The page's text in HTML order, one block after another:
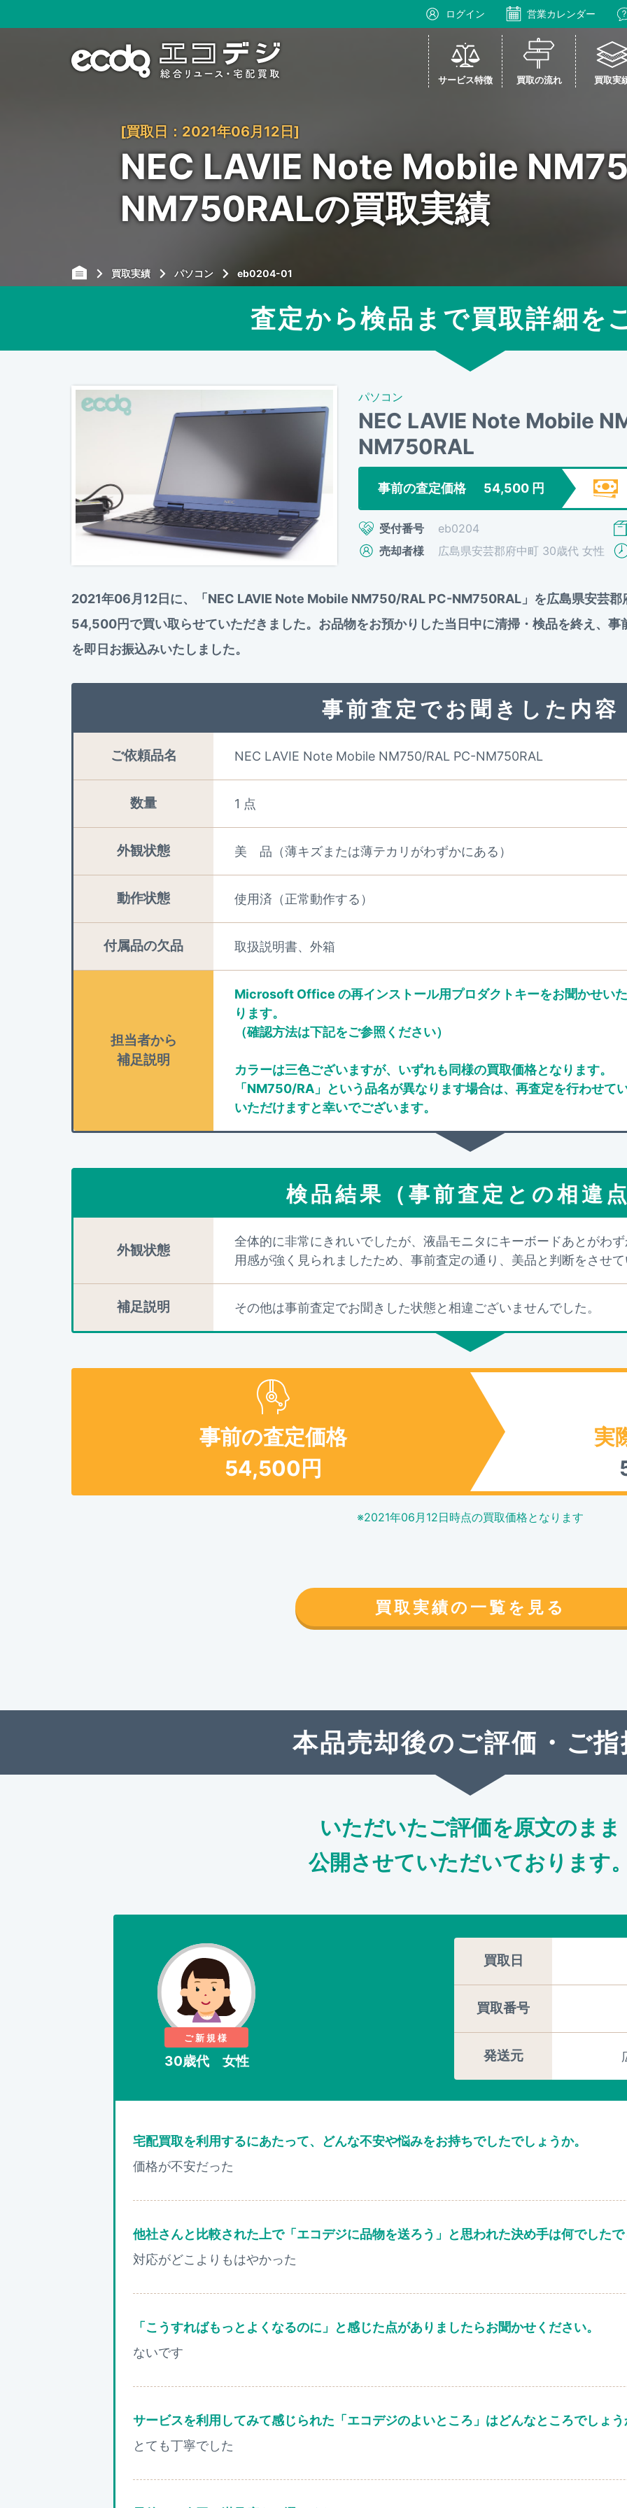
ログイン 営業カレンダー
サービス特徴 買取の流れ 買取実
[買取日：2021年06月12日]
NEC LAVIE Note Mobile
NM750RALの買取実績
買取実績 パソコン eb0204-01
査定から検品まで買取詳細を
パソコン
NEC LAVIE Note Mobile
NM750RAL
事前の査定価格 54,500円
受付番号
eb0204
売却者様
広島県安芸郡府中町 30歳代 女性
2021年06月12日に、「NEC LAVIE Note Mobile NM750/RAL PC-NM750RAL」を広島県安芸郡
54,500円で買い取らせていただきました。お品物をお預かりした当日中に清掃・検品を終え、
を即日お振込みいたしました。
事前査定でお聞きした内容
ご依頼品名 NEC LAVIE Note Mobile NM750/RAL PC-NM750RAL
数量 1 点
外観状態 美 品（薄キズまたは薄テカリがわずかにある）
動作状態 使用済（正常動作する）
付属品の欠品 取扱説明書、外箱
担当者から
補足説明
Microsoft Office の再インストール用プロダクトキーをお聞かせい
ります。
（確認方法は下記をご参照ください）
カラーは三色ございますが、いずれも同様の買取価格となります。
「NM750/RA」という品名が異なります場合は、再査定を行わせて
いただけますと幸いでございます。
検品結果（事前査定との相違
外観状態
全体的に非常にきれいでしたが、液晶モニタにキーボードあとがわ
用感が強く見られましたため、事前査定の通り、美品と判断をさせ
補足説明 その他は事前査定でお聞きした状態と相違ございませんでした。
事前の査定価格
54,500 円
実
※2021年06月12日時点の買取価格となります
買取実績の一覧を見る
本品売却後のご評価・ご指
いただいたご評価を原文のまま
公開させていただいております
ご新規様
30歳代 女性
買取日
買取番号
発送元
宅配買取を利用するにあたって、どんな不安や悩みをお持ちでしたでしょうか。
価格が不安だった
他社さんと比較された上で「エコデジに品物を送ろう」と思われた決め手は何でした
対応がどこよりもはやかった
「こうすればもっとよくなるのに」と感じた点がありましたらお聞かせください。
ないです
サービスを利用してみて感じられた「エコデジのよいところ」はどんなところでしょ
とても丁寧でした